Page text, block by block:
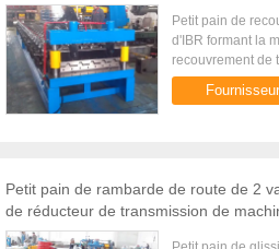
Petit pain de
d'IBR formant la
recouvrement de
est pour produire
qui est très ...
Petit pain de rambarde de route de 2
de réducteur de transmission de